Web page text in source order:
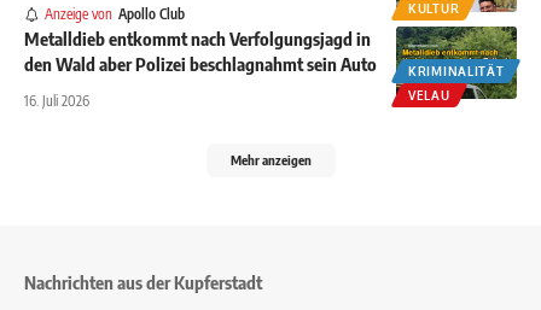
KULTUR
Anzeige von Apollo Club
KRIMINALITÄT
VELAU
Metalldieb entkommt nach Verfolgungsjagd in
den Wald aber Polizei beschlagnahmt sein Auto
16. Juli 2026
Mehr anzeigen
Nachrichten aus der Kupferstadt